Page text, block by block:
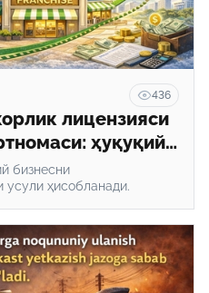
436
лицензияси
ҳуқуқий
бизнесни
усули ҳисобланади.